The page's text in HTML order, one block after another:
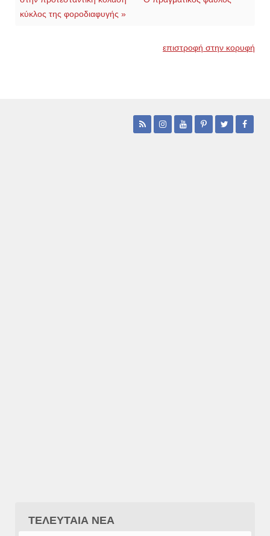
κύκλος της φοροδιαφυγής »
επιστροφή στην κορυφή
ΤΕΛΕΥΤΑΙΑ ΝΕΑ